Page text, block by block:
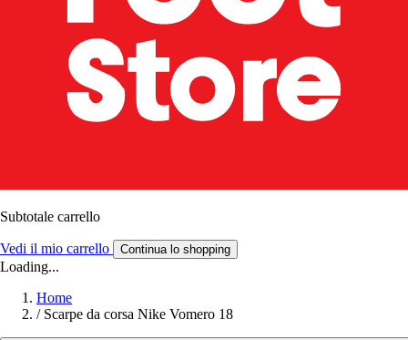
Subtotale carrello
Vedi il mio carrello Continua lo shopping
Loading...
Home
/ Scarpe da corsa Nike Vomero 18